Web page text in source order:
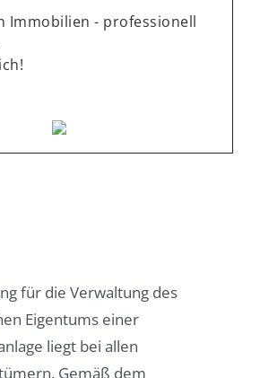
Immobilien - professionell
für die Verwaltung des
Eigentums einer
liegt bei allen
Gemäß dem